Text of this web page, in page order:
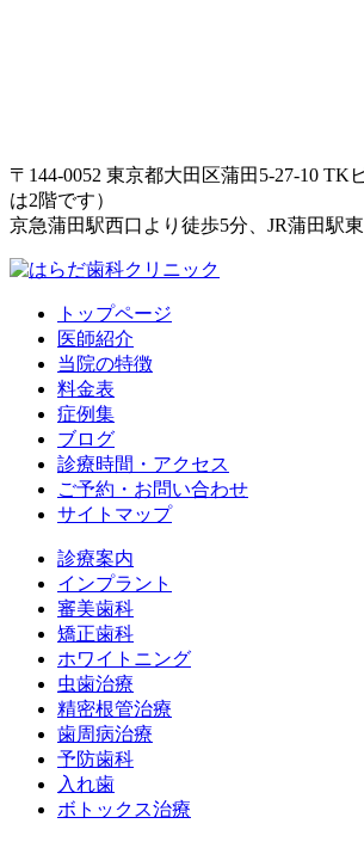
〒144-0052 東京都大田区蒲田5-27-10 TK
は2階です）
京急蒲田駅西口より徒歩5分、JR蒲田駅
トップページ
医師紹介
当院の特徴
料金表
症例集
ブログ
診療時間・アクセス
ご予約・お問い合わせ
サイトマップ
診療案内
インプラント
審美歯科
矯正歯科
ホワイトニング
虫歯治療
精密根管治療
歯周病治療
予防歯科
入れ歯
ボトックス治療